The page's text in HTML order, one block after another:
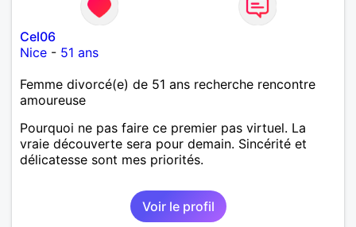
Cel06
Nice - 51 ans
Femme divorcé(e) de 51 ans recherche rencontre
amoureuse
Pourquoi ne pas faire ce premier pas virtuel. La
vraie découverte sera pour demain. Sincérité et
délicatesse sont mes priorités.
Voir le profil